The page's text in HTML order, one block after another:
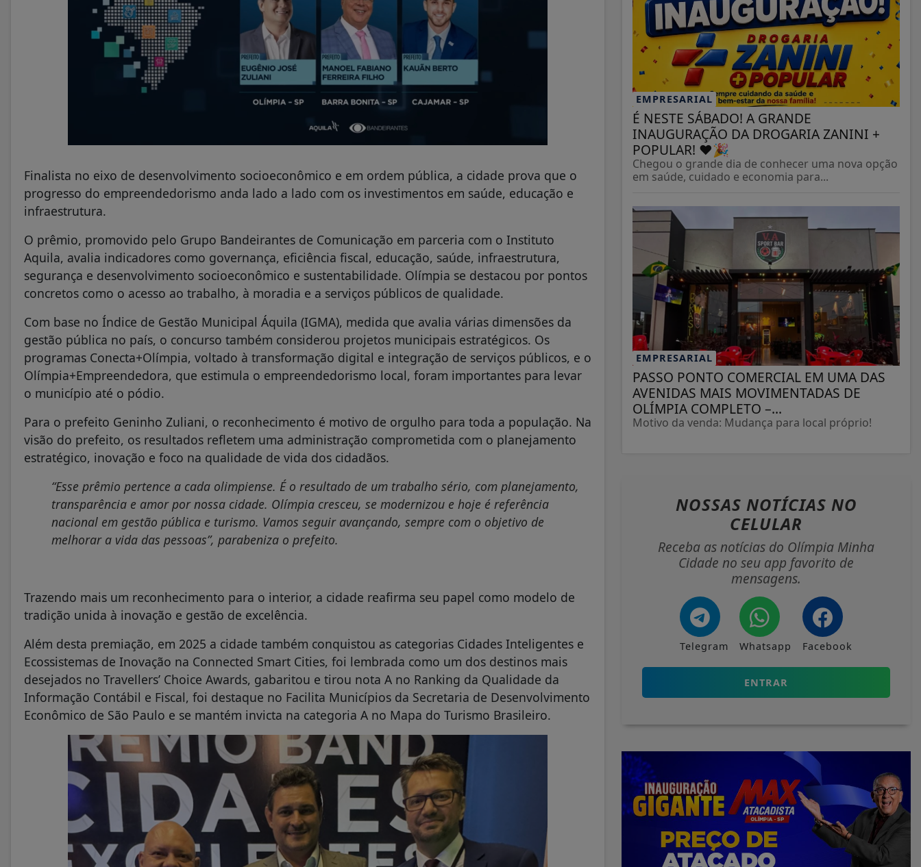
Finalista no eixo de desenvolvimento socioeconômico e em ordem pública, a cidade prova que o
progresso do empreendedorismo anda lado a lado com os investimentos em saúde, educação e
infraestrutura.
O prêmio, promovido pelo Grupo Bandeirantes de Comunicação em parceria com o Instituto
Aquila, avalia indicadores como governança, eficiência fiscal, educação, saúde, infraestrutura,
segurança e desenvolvimento socioeconômico e sustentabilidade. Olímpia se destacou por pontos
concretos como o acesso ao trabalho, à moradia e a serviços públicos de qualidade.
Com base no Índice de Gestão Municipal Áquila (IGMA), medida que avalia várias dimensões da
gestão pública no país, o concurso também considerou projetos municipais estratégicos. Os
programas Conecta+Olímpia, voltado à transformação digital e integração de serviços públicos, e o
Olímpia+Empreendedora, que estimula o empreendedorismo local, foram importantes para levar
o município até o pódio.
Para o prefeito Geninho Zuliani, o reconhecimento é motivo de orgulho para toda a população. Na
visão do prefeito, os resultados refletem uma administração comprometida com o planejamento
estratégico, inovação e foco na qualidade de vida dos cidadãos.
“Esse prêmio pertence a cada olimpiense. É o resultado de um trabalho sério, com planejamento,
transparência e amor por nossa cidade. Olímpia cresceu, se modernizou e hoje é referência
nacional em gestão pública e turismo. Vamos seguir avançando, sempre com o objetivo de
melhorar a vida das pessoas”, parabeniza o prefeito.
Trazendo mais um reconhecimento para o interior, a cidade reafirma seu papel como modelo de
tradição unida à inovação e gestão de excelência.
Além desta premiação, em 2025 a cidade também conquistou as categorias Cidades Inteligentes e
Ecossistemas de Inovação na Connected Smart Cities, foi lembrada como um dos destinos mais
desejados no Travellers’ Choice Awards, gabaritou e tirou nota A no Ranking da Qualidade da
Informação Contábil e Fiscal, foi destaque no Facilita Municípios da Secretaria de Desenvolvimento
Econômico de São Paulo e se mantém invicta na categoria A no Mapa do Turismo Brasileiro.
EMPRESARIAL
É NESTE SÁBADO! A GRANDE
INAUGURAÇÃO DA DROGARIA ZANINI +
POPULAR! ❤️🎉
Chegou o grande dia de conhecer uma nova opção
em saúde, cuidado e economia para...
EMPRESARIAL
PASSO PONTO COMERCIAL EM UMA DAS
AVENIDAS MAIS MOVIMENTADAS DE
OLÍMPIA COMPLETO –...
Motivo da venda: Mudança para local próprio!
NOSSAS NOTÍCIAS NO
CELULAR
Receba as notícias do Olímpia Minha
Cidade no seu app favorito de
mensagens.
Telegram Whatsapp Facebook
ENTRAR